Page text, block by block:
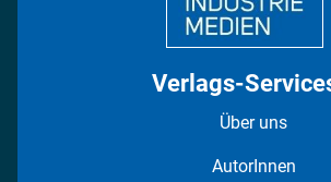
Verlags-
Über uns
AutorInnen